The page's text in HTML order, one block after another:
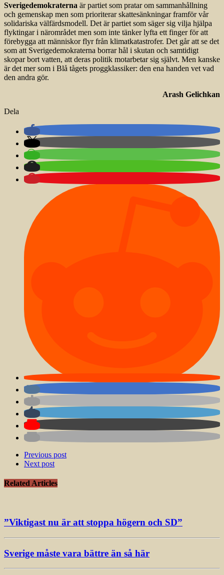
Sverigedemokraterna är partiet som pratar om sammanhållning
och gemenskap men som prioriterar skattesänkningar framför vår
solidariska välfärdsmodell. Det är partiet som säger sig vilja hjälpa
flyktingar i närområdet men som inte tänker lyfta ett finger för att
förebygga att människor flyr från klimatkatastrofer. Det går att se det
som att Sverigedemokraterna borrar hål i skutan och samtidigt
skopar bort vatten, att deras politik motarbetar sig självt. Men kanske
är det mer som i Blå tågets proggklassiker: den ena handen vet vad
den andra gör.
Arash Gelichkan
Dela
Previous post
Next post
Related Articles
”Viktigast nu är att stoppa högern och SD”
Sverige måste vara bättre än så här